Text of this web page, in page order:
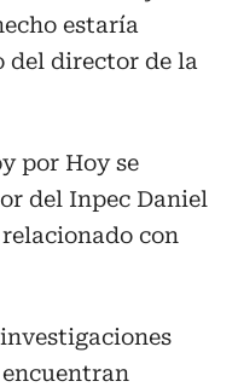
estaría
del director de la
por Hoy se
del Inpec Daniel
con